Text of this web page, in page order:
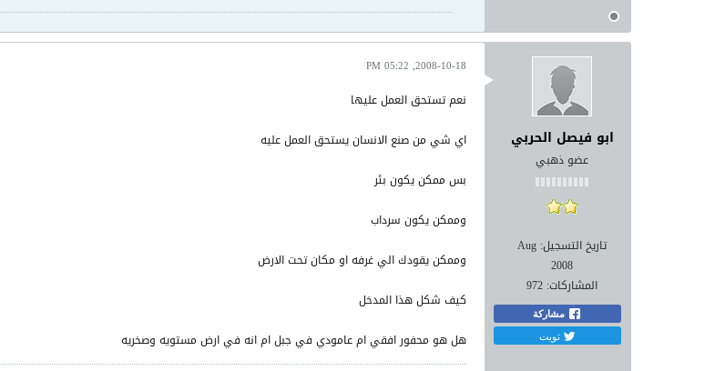
ابو فيصل الحربي
عضو ذهبي
تاريخ التسجيل: Aug
2008
المشاركات: 972
مشاركة
تويت
2008-10-18, 05:22 PM
نعم تستحق العمل عليها
اي شي من صنع الانسان يستحق العمل عليه
بس ممكن يكون بئر
وممكن يكون سرداب
وممكن يقودك الي غرفه او مكان تحت الارض
كيف شكل هذا المدخل
هل هو محفور افقي ام عامودي في جبل ام انه في ارض مستويه وصخريه